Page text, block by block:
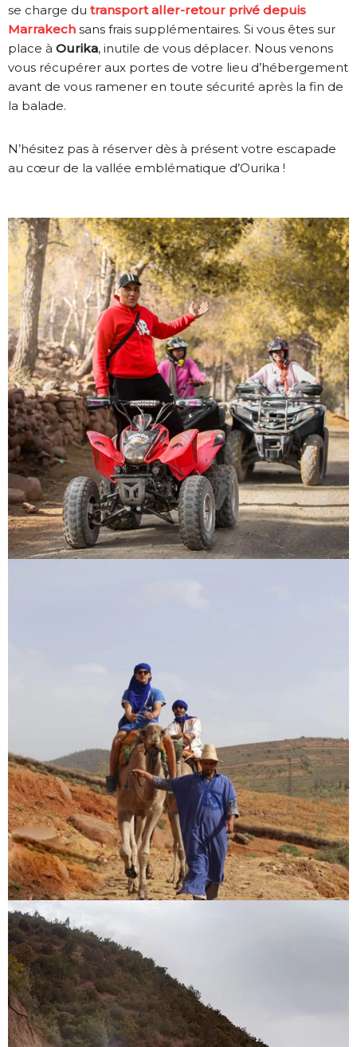
se charge du transport aller-retour privé depuis
Marrakech sans frais supplémentaires. Si vous êtes sur
place à Ourika, inutile de vous déplacer. Nous venons
vous récupérer aux portes de votre lieu d’hébergement
avant de vous ramener en toute sécurité après la fin de
la balade.
N’hésitez pas à réserver dès à présent votre escapade
au cœur de la vallée emblématique d’Ourika !